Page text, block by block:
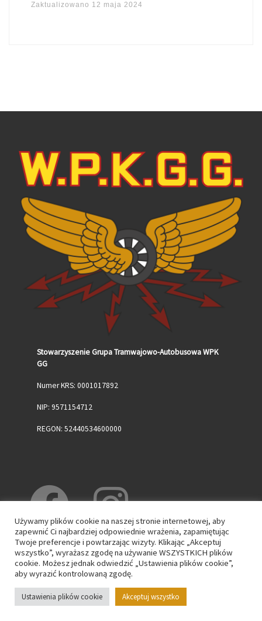
Zaktualizowano 12 maja 2024
Stowarzyszenie Grupa Tramwajowo-Autobusowa WPK
GG
Numer KRS: 0001017892
NIP: 9571154712
REGON: 52440534600000
© 2026WPK GG– Wszelkie prawa zastrzeżone
Oparte na – Zaprojektowano z Motyw Customizr
Używamy plików cookie na naszej stronie internetowej, aby
zapewnić Ci najbardziej odpowiednie wrażenia, zapamiętując
Twoje preferencje i powtarzając wizyty. Klikając „Akceptuj
wszystko”, wyrażasz zgodę na używanie WSZYSTKICH plików
cookie. Możesz jednak odwiedzić „Ustawienia plików cookie”,
aby wyrazić kontrolowaną zgodę.
Ustawienia plików cookie Akceptuj wszystko